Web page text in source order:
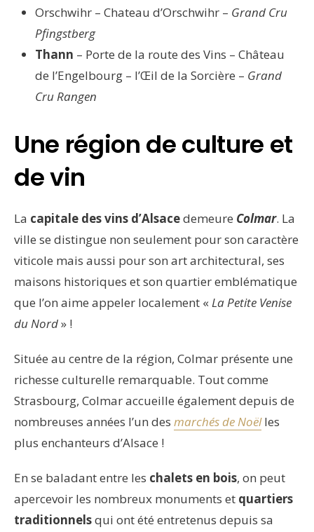
Orschwihr – Chateau d’Orschwihr – Grand Cru
Pfingstberg
Thann – Porte de la route des Vins – Château
de l’Engelbourg – l’Œil de la Sorcière – Grand
Cru Rangen
Une région de culture et
de vin
La capitale des vins d’Alsacedemeure Colmar. La
ville se distingue non seulement pour son caractère
viticole mais aussi pour son art architectural, ses
maisons historiques et son quartier emblématique
que l’on aime appeler localement « La Petite Venise
du Nord» !
Située au centre de la région, Colmar présente une
richesse culturelle remarquable. Tout comme
Strasbourg, Colmar accueille également depuis de
nombreuses années l’un des marchés de Noëlles
plus enchanteurs d’Alsace !
En se baladant entre les chalets en bois, on peut
apercevoir les nombreux monuments et quartiers
traditionnelsqui ont été entretenus depuis sa